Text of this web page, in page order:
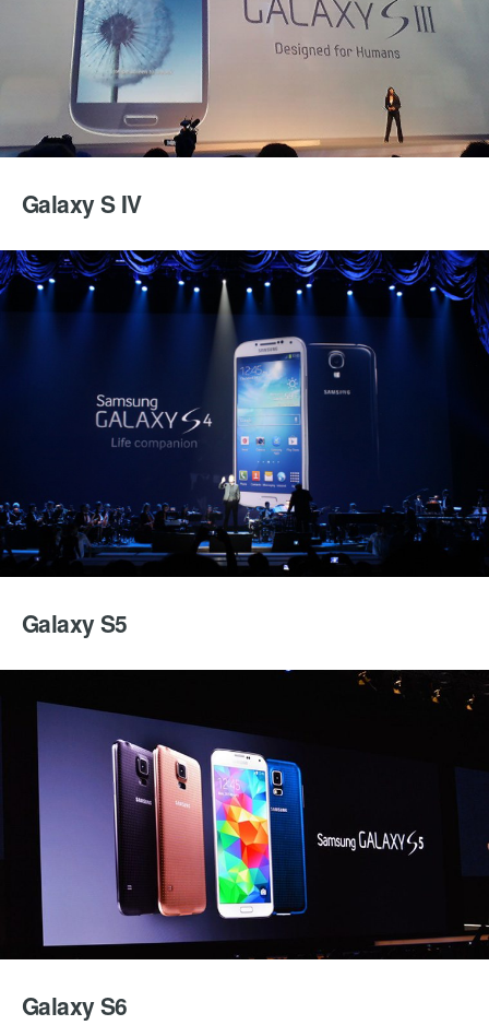
Galaxy S IV
Galaxy S5
Galaxy S6